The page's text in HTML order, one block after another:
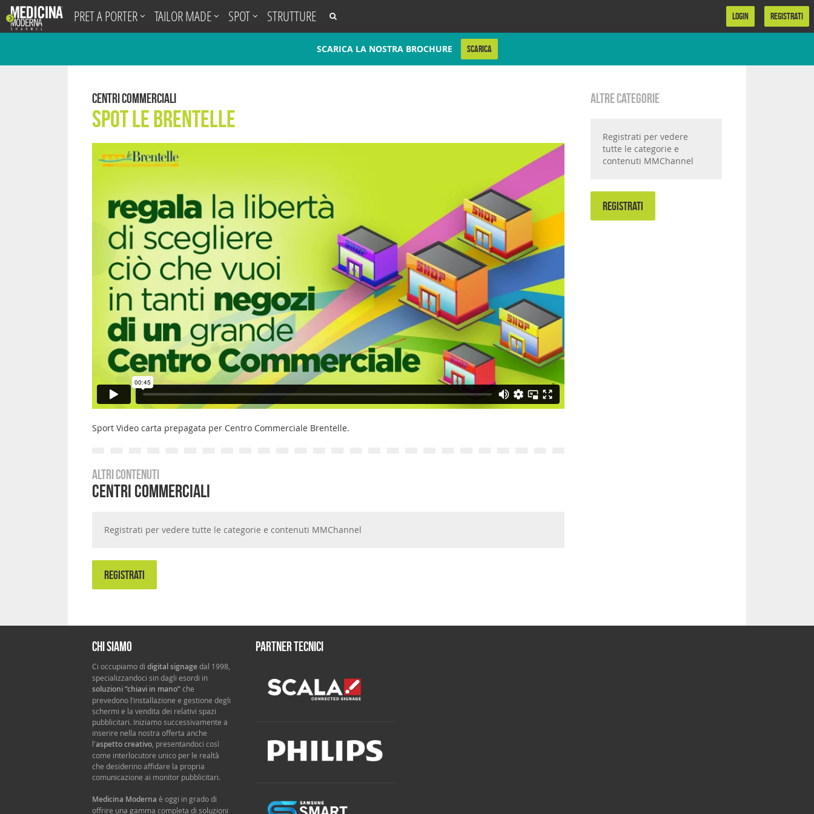
LOGIN REGISTRATI
PRET A PORTER TAILOR MADE SPOT STRUTTURE
SCARICA LA NOSTRA BROCHURE SCARICA
Centri Commerciali
Spot Le Brentelle
Sport Video carta prepagata per Centro Commerciale Brentelle.
Altri contenuti
Centri Commerciali
Registrati per vedere tutte le categorie e contenuti MMChannel
REGISTRATI
Altre categorie
Registrati per vedere
tutte le categorie e
contenuti MMChannel
REGISTRATI
Chi siamo
Ci occupiamo di digital signagedal 1998,
specializzandoci sin dagli esordi in
soluzioni “chiavi in mano”che
prevedono l’installazione e gestione degli
schermi e la vendita dei relativi spazi
pubblicitari. Iniziamo successivamente a
inserire nella nostra offerta anche
l'aspetto creativo , presentandoci così
come interlocutore unico per le realtà
che desiderino affidare la propria
comunicazione ai monitor pubblicitari.
Medicina Moderna è oggi in grado di
offrire una gamma completa di soluzioni
Partner tecnici